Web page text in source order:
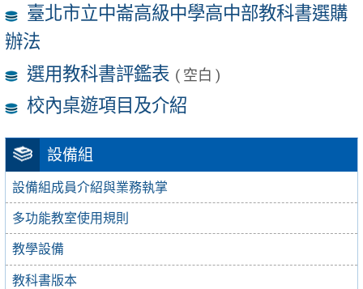
設備組
設備組成員介紹與業務執掌
多功能教室使用規則
教學設備
教科書版本
臺北市立中崙高級中學高中部教科書選購
辦法
選用教科書評鑑表 ( 空白 )
校內桌遊項目及介紹